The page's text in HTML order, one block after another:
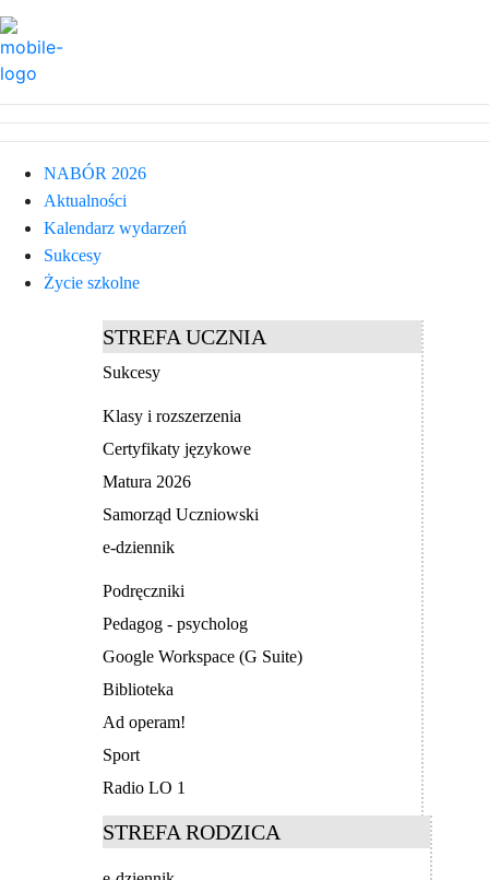
NABÓR 2026
Aktualności
Kalendarz wydarzeń
Sukcesy
Życie szkolne
STREFA UCZNIA
Sukcesy
Klasy i rozszerzenia
Certyfikaty językowe
Matura 2026
Samorząd Uczniowski
e-dziennik
Podręczniki
Pedagog - psycholog
Google Workspace (G Suite)
Biblioteka
Ad operam!
Sport
Radio LO 1
STREFA RODZICA